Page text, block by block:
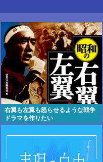
右翼も左翼も怒らせるような戦争
ドラマを作りたい